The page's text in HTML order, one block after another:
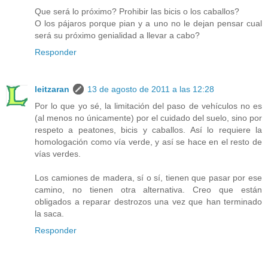
Que será lo próximo? Prohibir las bicis o los caballos?
O los pájaros porque pian y a uno no le dejan pensar cual
será su próximo genialidad a llevar a cabo?
Responder
leitzaran
13 de agosto de 2011 a las 12:28
Por lo que yo sé, la limitación del paso de vehículos no es
(al menos no únicamente) por el cuidado del suelo, sino por
respeto a peatones, bicis y caballos. Así lo requiere la
homologación como vía verde, y así se hace en el resto de
vías verdes.
Los camiones de madera, sí o sí, tienen que pasar por ese
camino, no tienen otra alternativa. Creo que están
obligados a reparar destrozos una vez que han terminado
la saca.
Responder